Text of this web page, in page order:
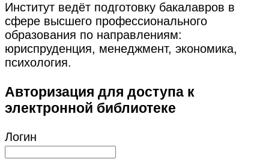
Институт ведёт подготовку бакалавров в
сфере высшего профессионального
образования по направлениям:
юриспруденция, менеджмент, экономика,
психология.
Авторизация для доступа к
электронной библиотеке
Логин